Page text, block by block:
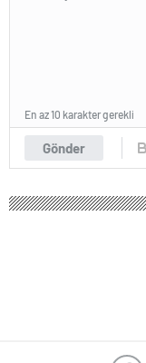
Gönder
En az 10 karakter gerekli
CHP İzmir
Başkan
Esnaf